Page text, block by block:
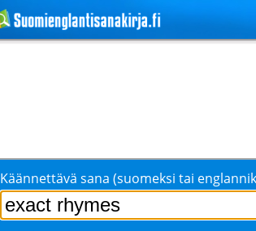
Käännettävä sana (suomeksi tai